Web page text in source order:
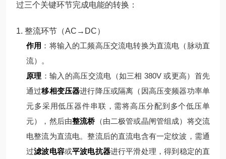
过三个关键环节完成电能的转换：
1. 整流环节（AC→DC）
作用 ：将输入的工频高压交流电转换为直流电（脉动直
流）。
原理 ： 输入的高压交流电（如三相 380V 或更高）首先
通过移相变压器进行降压或隔离（因高压变频器功率单
元多采用低压器件串联，需将高压分配到多个低压单
元），然后由整流桥（由二极管或晶闸管组成）将交流
电整流为直流电。整流后的直流电含有一定纹波，需通
过滤波电容或平波电抗器进行平滑处理，得到稳定的直